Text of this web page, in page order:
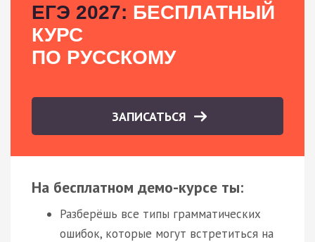
ЕГЭ 2027: БЕСПЛАТНЫЙ
КУРС
ПО РУССКОМУ
ЗАПИСАТЬСЯ
На бесплатном демо-курсе ты:
Разберёшь все типы грамматических
ошибок, которые могут встретиться на